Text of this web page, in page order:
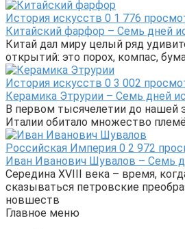
История искусств 0 1 776
Китайский фарфор – Семь дней
Китай дал миру целый ряд
открытий: это порох, компас,
История искусств 0 3 002
Керамика Этрурии – Семь дней
В первом тысячелетии до нашей
Италии обитало множество
Российская Империя 0 2 972
Иван Иванович Шувалов – Семь
Середина XVIII века – время,
сказываться петровские
новшеств
Главное меню